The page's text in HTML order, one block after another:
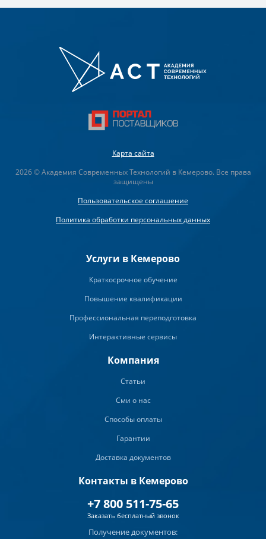
Карта сайта
2026 © Академия Современных Технологий в Кемерово. Все права
защищены
Пользовательское соглашение
Политика обработки персональных данных
Услуги в Кемерово
Краткосрочное обучение
Повышение квалификации
Профессиональная переподготовка
Интерактивные сервисы
Компания
Статьи
Сми о нас
Способы оплаты
Гарантии
Доставка документов
Контакты в Кемерово
+7 800 511-75-65
Заказать бесплатный звонок
Получение документов: